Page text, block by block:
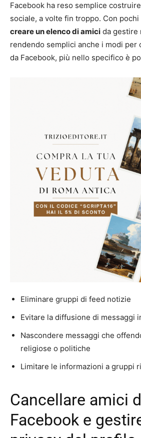
Facebook ha reso semplice
sociale, a volte fin troppo. Con
creare un elenco di amici da gestire
rendendo semplici anche i modi per
da Facebook, più nello specifico è
Eliminare gruppi di feed notizie
Evitare la diffusione di messaggi
Nascondere messaggi che
religiose o politiche
Limitare le informazioni a gruppi
Cancellare amici
Facebook e